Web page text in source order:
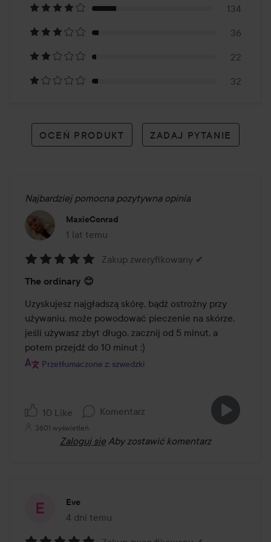
672
opiniach
134
36
22
32
OCEŃ PRODUKT ZADAJ PYTANIE
Najbardziej pomocna pozytywna opinia
MaxieConrad
1 lat temu
Post został utworzony 1 lat temu
5
z
5
Zakup zweryfikowany ✔
The ordinary 😊
Uzyskujesz najgładszą skórę, bądź ostrożny przy
używaniu, może powodować pieczenie na skórze,
jeśli używasz zbyt długo, zacznij od 5 minut, a
potem przejdź do 10 minut :)
Przetłumaczone z: szwedzki
10 Like Komentarz
3601 wyświetleń
Zaloguj się Aby zostawić komentarz
Eve
4 dni temu
Post został utworzony 4 dni temu